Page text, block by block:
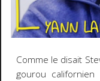
Comme le disait
gourou